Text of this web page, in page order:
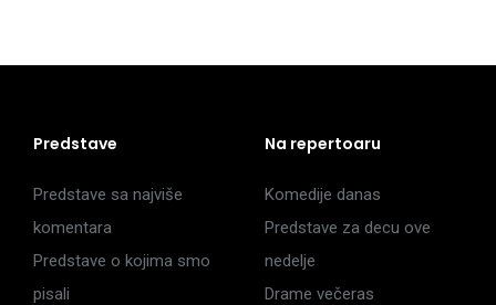
Predstave
Predstave sa najviše
komentara
Predstave o kojima smo
pisali
Na repertoaru
Komedije danas
Predstave za decu ove
nedelje
Drame večeras